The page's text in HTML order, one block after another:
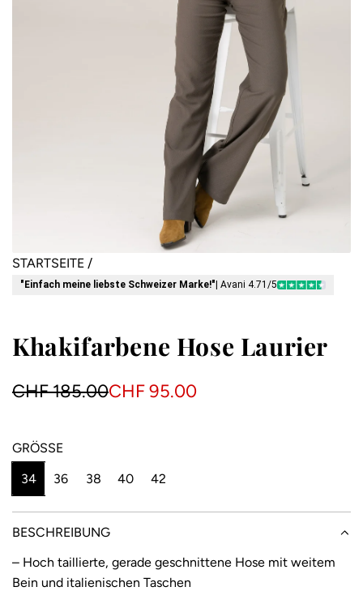
STARTSEITE /
"Einfach meine liebste Schweizer Marke!" | Avani 4.71/5
Khakifarbene Hose Laurier
S
n
r
p
r
CHF 185.00
R
g
ä
r
e
CHF 95.00
GRÖSSE
34
36 38 40 42
BESCHREIBUNG
– Hoch taillierte, gerade geschnittene Hose mit weitem
Bein und italienischen Taschen